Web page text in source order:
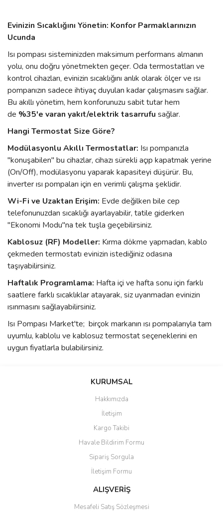
Evinizin Sıcaklığını Yönetin: Konfor Parmaklarınızın
Ucunda
Isı pompası sisteminizden maksimum performans almanın
yolu, onu doğru yönetmekten geçer. Oda termostatları ve
kontrol cihazları, evinizin sıcaklığını anlık olarak ölçer ve ısı
pompanızın sadece ihtiyaç duyulan kadar çalışmasını sağlar.
Bu akıllı yönetim, hem konforunuzu sabit tutar hem
de %35'e varan yakıt/elektrik tasarrufu sağlar.
Hangi Termostat Size Göre?
Modülasyonlu Akıllı Termostatlar: Isı pompanızla
"konuşabilen" bu cihazlar, cihazı sürekli açıp kapatmak yerine
(On/Off), modülasyonu yaparak kapasiteyi düşürür. Bu,
inverter ısı pompaları için en verimli çalışma şeklidir.
Wi-Fi ve Uzaktan Erişim: Evde değilken bile cep
telefonunuzdan sıcaklığı ayarlayabilir, tatile giderken
"Ekonomi Modu"na tek tuşla geçebilirsiniz.
Kablosuz (RF) Modeller: Kırma dökme yapmadan, kablo
çekmeden termostatı evinizin istediğiniz odasına
taşıyabilirsiniz.
Haftalık Programlama: Hafta içi ve hafta sonu için farklı
saatlere farklı sıcaklıklar atayarak, siz uyanmadan evinizin
ısınmasını sağlayabilirsiniz.
Isı Pompası Market'te; birçok markanın ısı pompalarıyla tam
uyumlu, kablolu ve kablosuz termostat seçeneklerini en
uygun fiyatlarla bulabilirsiniz.
KURUMSAL
Hakkımızda
İletişim
Kargo Takibi
Havale Bildirim Formu
Sipariş Sorgula
İletişim Formu
ALIŞVERİŞ
Mesafeli Satış Sözleşmesi